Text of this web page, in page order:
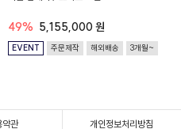
49% 5,155,000 원
EVENT 주문제작 해외배송 3개월~
약관 개인정보처리방침